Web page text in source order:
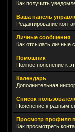
Как получить
Ваша панель
Редактирование
Личные сообщения
Как отсылать личные
Помошник
Полное пояснение к
Календарь
Дополнительная
Список
Пояснение к разным
Просмотр профиля
Как просмотреть